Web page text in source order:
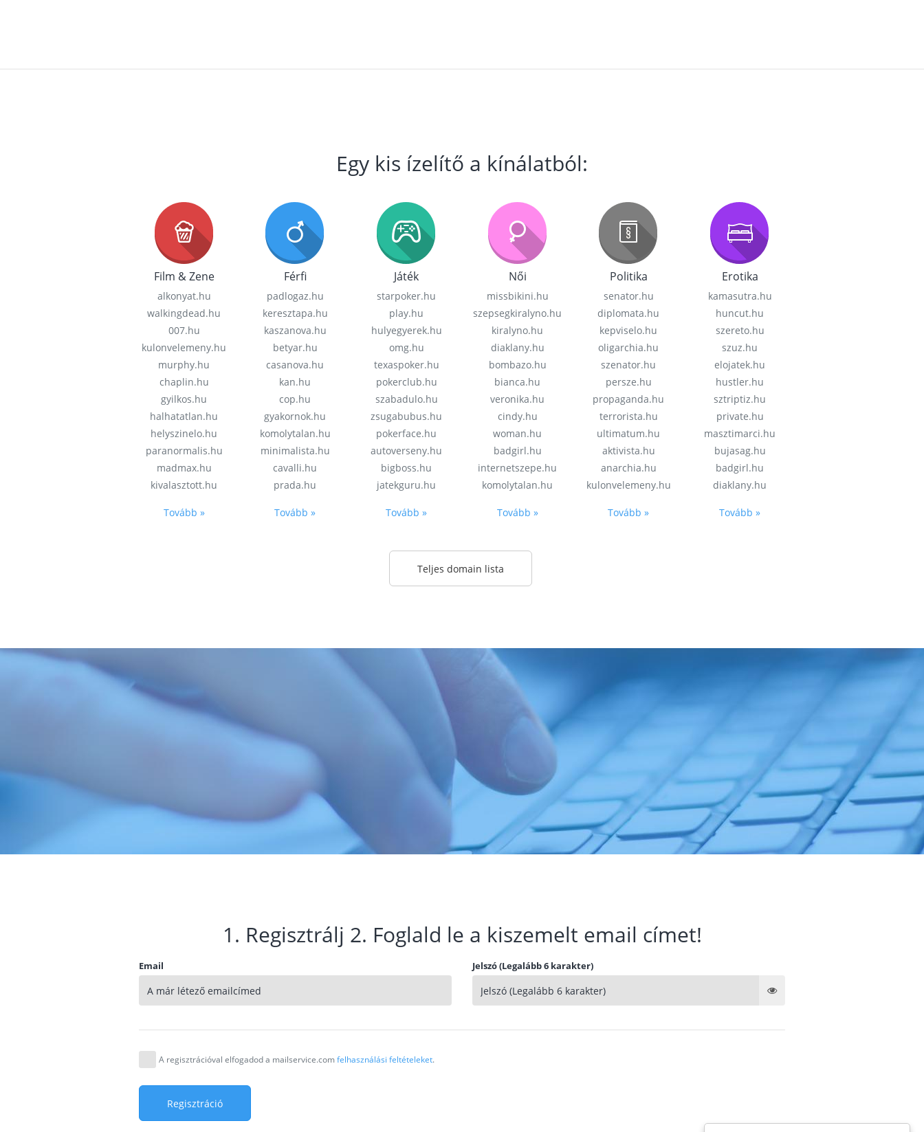
Egy kis ízelítő a kínálatból:
Film & Zene
alkonyat.hu
walkingdead.hu
007.hu
kulonvelemeny.hu
murphy.hu
chaplin.hu
gyilkos.hu
halhatatlan.hu
helyszinelo.hu
paranormalis.hu
madmax.hu
kivalasztott.hu
Tovább »
Férfi
padlogaz.hu
keresztapa.hu
kaszanova.hu
betyar.hu
casanova.hu
kan.hu
cop.hu
gyakornok.hu
komolytalan.hu
minimalista.hu
cavalli.hu
prada.hu
Tovább »
Játék
starpoker.hu
play.hu
hulyegyerek.hu
omg.hu
texaspoker.hu
pokerclub.hu
szabadulo.hu
zsugabubus.hu
pokerface.hu
autoverseny.hu
bigboss.hu
jatekguru.hu
Tovább »
Női
missbikini.hu
szepsegkiralyno.hu
kiralyno.hu
diaklany.hu
bombazo.hu
bianca.hu
veronika.hu
cindy.hu
woman.hu
badgirl.hu
internetszepe.hu
komolytalan.hu
Tovább »
Politika
senator.hu
diplomata.hu
kepviselo.hu
oligarchia.hu
szenator.hu
persze.hu
propaganda.hu
terrorista.hu
ultimatum.hu
aktivista.hu
anarchia.hu
kulonvelemeny.hu
Tovább »
Erotika
kamasutra.hu
huncut.hu
szereto.hu
szuz.hu
elojatek.hu
hustler.hu
sztriptiz.hu
private.hu
masztimarci.hu
bujasag.hu
badgirl.hu
diaklany.hu
Tovább »
Teljes domain lista
1. Regisztrálj 2. Foglald le a kiszemelt email címet!
Email Jelszó (Legalább 6 karakter)
A regisztrációval elfogadod a mailservice.comfelhasználási feltételeket.
Regisztráció